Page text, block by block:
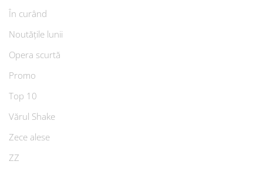
În curând
Noutățile lunii
Opera scurtă
Promo
Top 10
Vărul Shake
Zece alese
ZZ